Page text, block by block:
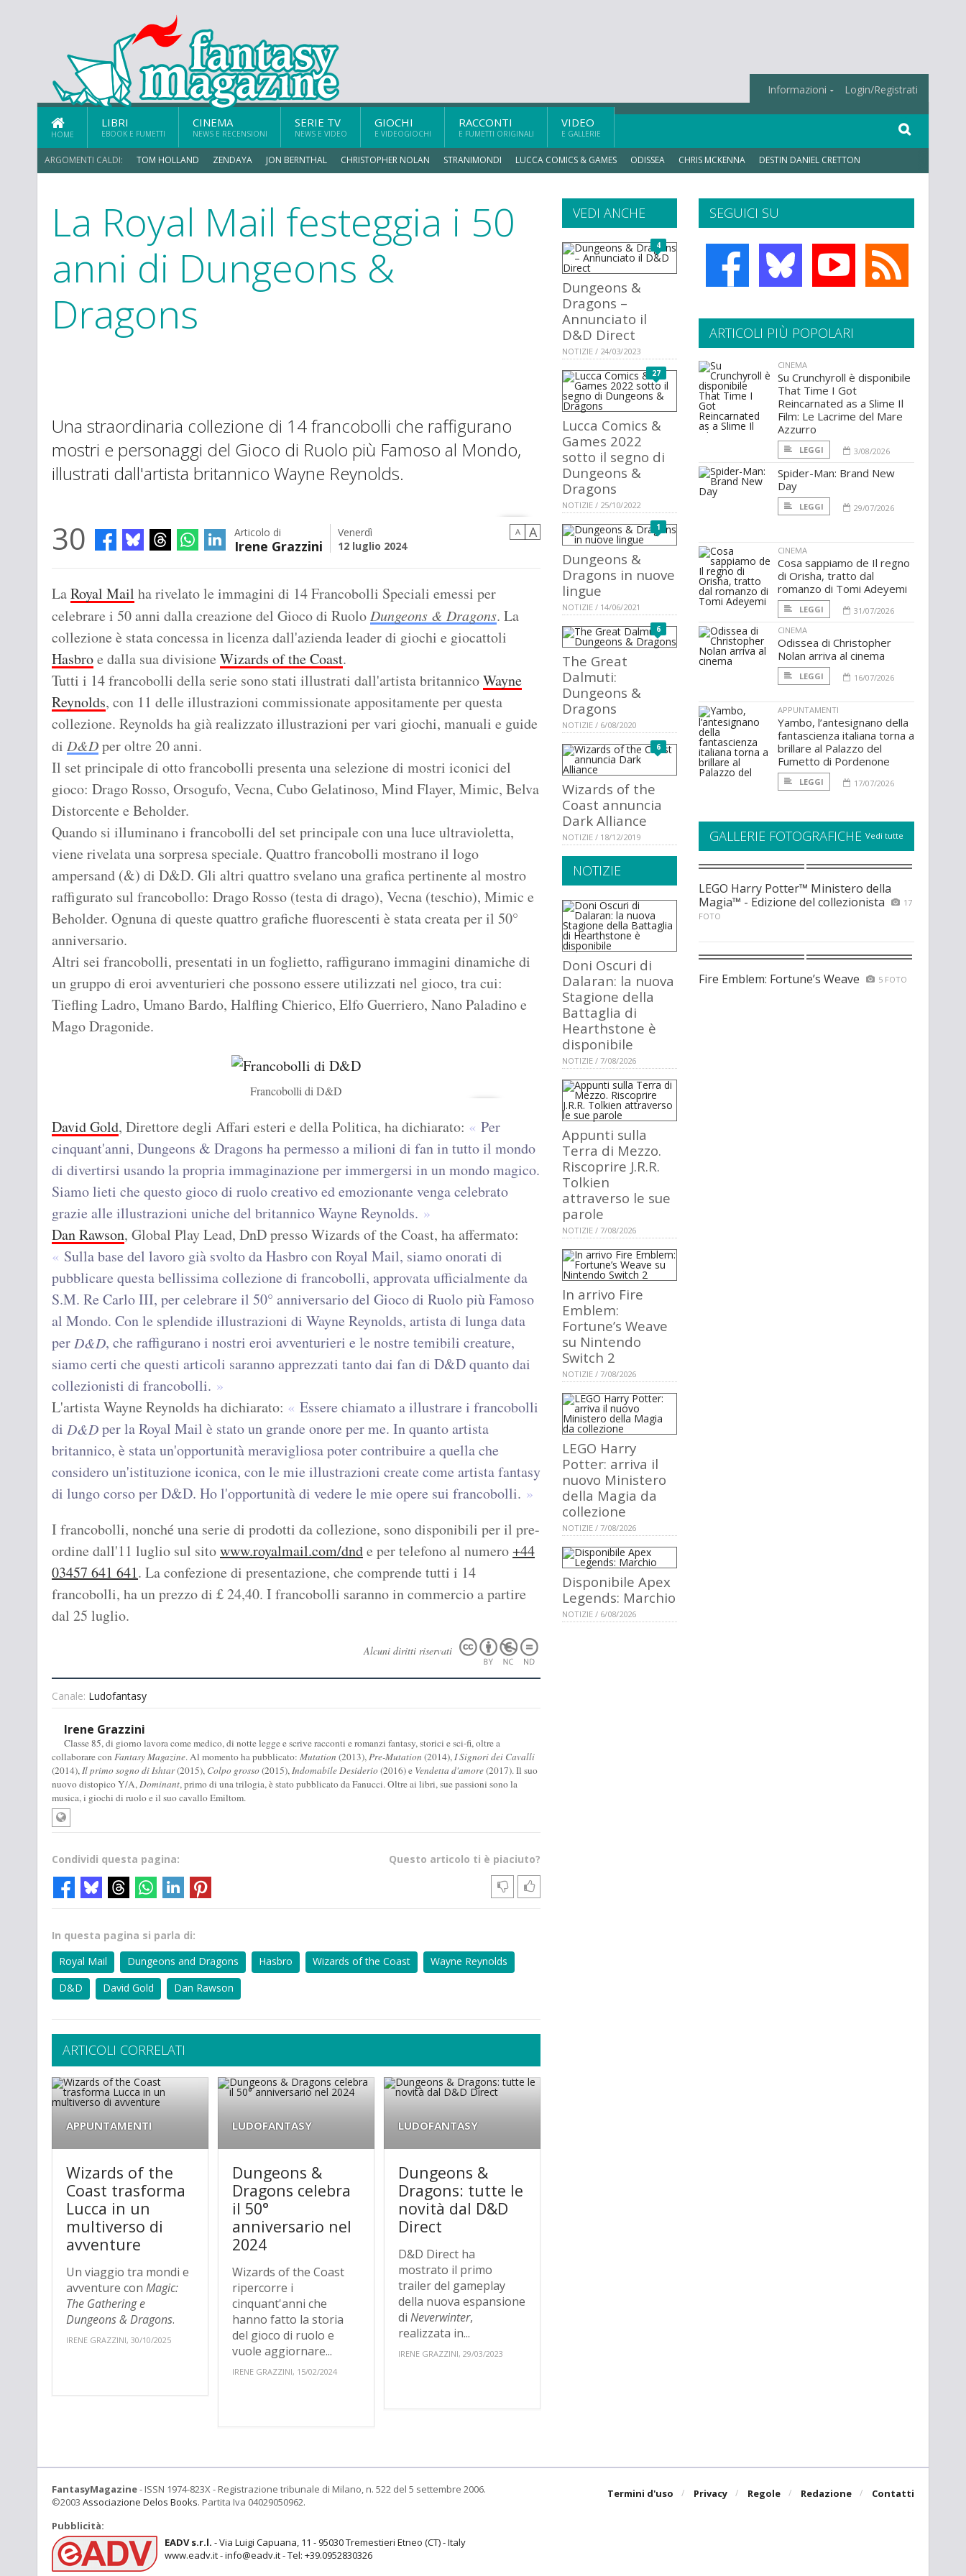
Informazioni Login/Registrati
HOME
LIBRI
EBOOK E FUMETTI
CINEMA
NEWS E RECENSIONI
SERIE TV
NEWS E VIDEO
GIOCHI
E VIDEOGIOCHI
RACCONTI
E FUMETTI ORIGINALI
VIDEO
E GALLERIE
ARGOMENTI CALDI: TOM HOLLAND ZENDAYA JON BERNTHAL CHRISTOPHER NOLAN STRANIMONDI LUCCA COMICS & GAMES ODISSEA CHRIS MCKENNA DESTIN DANIEL CRETTON
La Royal Mail festeggia i 50
anni di Dungeons &
Dragons
Una straordinaria collezione di 14 francobolli che raffigurano
mostri e personaggi del Gioco di Ruolo più Famoso al Mondo,
illustrati dall'artista britannico Wayne Reynolds.
30 Articolo di
Irene Grazzini
Venerdì
12 luglio 2024
A A
LaRoyal Mail ha rivelato le immagini di 14 Francobolli Speciali emessi per
celebrare i 50 anni dalla creazione del Gioco di RuoloDungeons & Dragons. La
collezione è stata concessa in licenza dall'azienda leader di giochi e giocattoli
Hasbroe dalla sua divisione Wizards of the Coast.
Tutti i 14 francobolli della serie sono stati illustrati dall'artista britannicoWayne
Reynolds, con 11 delle illustrazioni commissionate appositamente per questa
collezione. Reynolds ha già realizzato illustrazioni per vari giochi, manuali e guide
di D&Dper oltre 20 anni.
Il set principale di otto francobolli presenta una selezione di mostri iconici del
gioco: Drago Rosso, Orsogufo, Vecna, Cubo Gelatinoso, Mind Flayer, Mimic, Belva
Distorcente e Beholder.
Quando si illuminano i francobolli del set principale con una luce ultravioletta,
viene rivelata una sorpresa speciale. Quattro francobolli mostrano il logo
ampersand (&) di D&D. Gli altri quattro svelano una grafica pertinente al mostro
raffigurato sul francobollo: Drago Rosso (testa di drago), Vecna (teschio), Mimic e
Beholder. Ognuna di queste quattro grafiche fluorescenti è stata creata per il 50°
anniversario.
Altri sei francobolli, presentati in un foglietto, raffigurano immagini dinamiche di
un gruppo di eroi avventurieri che possono essere utilizzati nel gioco, tra cui:
Tiefling Ladro, Umano Bardo, Halfling Chierico, Elfo Guerriero, Nano Paladino e
Mago Dragonide.­­
Francobolli di D&D
David Gold, Direttore degli Affari esteri e della Politica, ha dichiarato:
Per
cinquant'anni, Dungeons & Dragons ha permesso a milioni di fan in tutto il mondo
di divertirsi usando la propria immaginazione per immergersi in un mondo magico.
Siamo lieti che questo gioco di ruolo creativo ed emozionante venga celebrato
grazie alle illustrazioni uniche del britannico Wayne Reynolds.
Dan Rawson, Global Play Lead, DnD presso Wizards of the Coast, ha affermato:
Sulla base del lavoro già svolto da Hasbro con Royal Mail, siamo onorati di
pubblicare questa bellissima collezione di francobolli, approvata ufficialmente da
S.M. Re Carlo III, per celebrare il 50° anniversario del Gioco di Ruolo più Famoso
al Mondo. Con le splendide illustrazioni di Wayne Reynolds, artista di lunga data
perD&D, che raffigurano i nostri eroi avventurieri e le nostre temibili creature,
siamo certi che questi articoli saranno apprezzati tanto dai fan di D&D quanto dai
collezionisti di francobolli.
L'artista Wayne Reynolds ha dichiarato:
Essere chiamato a illustrare i francobolli
di D&Dper la Royal Mail è stato un grande onore per me. In quanto artista
britannico, è stata un'opportunità meravigliosa poter contribuire a quella che
considero un'istituzione iconica, con le mie illustrazioni create come artista fantasy
di lungo corso per D&D. Ho l'opportunità di vedere le mie opere sui francobolli.
I francobolli, nonché una serie di prodotti da collezione, sono disponibili per il pre-
ordine dall'11 luglio sul sitowww.royalmail.com/dnde per telefono al numero+44
03457 641 641. La confezione di presentazione, che comprende tutti i 14
francobolli, ha un prezzo di £ 24,40. I francobolli saranno in commercio a partire
dal 25 luglio.
Alcuni diritti riservati
Canale: Ludofantasy
Irene Grazzini
Classe 85, di giorno lavora come medico, di notte legge e scrive racconti e romanzi fantasy, storici e sci-fi, oltre a
collaborare con Fantasy Magazine. Al momento ha pubblicato: Mutation (2013),Pre-Mutation (2014),I Signori dei Cavalli
(2014),Il primo sogno di Ishtar(2015), Colpo grosso (2015),Indomabile Desiderio (2016) e Vendetta d'amore(2017). Il suo
nuovo distopico Y/A,Dominant, primo di una trilogia, è stato pubblicato da Fanucci. Oltre ai libri, sue passioni sono la
musica, i giochi di ruolo e il suo cavallo Emiltom.
Questo articolo ti è piaciuto?
Condividi questa pagina:
In questa pagina si parla di:
Royal Mail
Dungeons and Dragons Hasbro Wizards of the Coast
Wayne Reynolds
D&D
David Gold Dan Rawson
ARTICOLI CORRELATI
APPUNTAMENTI
Wizards of the
Coast trasforma
Lucca in un
multiverso di
avventure
Un viaggio tra mondi e
avventure con Magic:
The Gathering e
Dungeons & Dragons.
IRENE GRAZZINI, 30/10/2025
LUDOFANTASY
Dungeons &
Dragons celebra
il 50°
anniversario nel
2024
Wizards of the Coast
ripercorre i
cinquant'anni che
hanno fatto la storia
del gioco di ruolo e
vuole aggiornare...
IRENE GRAZZINI, 15/02/2024
LUDOFANTASY
Dungeons &
Dragons: tutte le
novità dal D&D
Direct
D&D Direct ha
mostrato il primo
trailer del gameplay
della nuova espansione
diNeverwinter,
realizzata in...
IRENE GRAZZINI, 29/03/2023
SEGUICI SU
VEDI ANCHE
4
Dungeons &
Dragons –
Annunciato il
D&D Direct
NOTIZIE / 24/03/2023
27
Lucca Comics &
Games 2022
sotto il segno di
Dungeons &
Dragons
NOTIZIE / 25/10/2022
1
Dungeons &
Dragons in nuove
lingue
NOTIZIE / 14/06/2021
6
The Great
Dalmuti:
Dungeons &
Dragons
NOTIZIE / 6/08/2020
6
Wizards of the
Coast annuncia
Dark Alliance
NOTIZIE / 18/12/2019
NOTIZIE
Doni Oscuri di
Dalaran: la nuova
Stagione della
Battaglia di
Hearthstone è
disponibile
NOTIZIE / 7/08/2026
Appunti sulla
Terra di Mezzo.
Riscoprire J.R.R.
Tolkien
attraverso le sue
parole
NOTIZIE / 7/08/2026
In arrivo Fire
Emblem:
Fortune’s Weave
su Nintendo
Switch 2
NOTIZIE / 7/08/2026
LEGO Harry
Potter: arriva il
nuovo Ministero
della Magia da
collezione
NOTIZIE / 7/08/2026
Disponibile Apex
Legends: Marchio
NOTIZIE / 6/08/2026
ARTICOLI PIÙ POPOLARI
CINEMA
Su Crunchyroll è disponibile
That Time I Got
Reincarnated as a Slime Il
Film: Le Lacrime del Mare
Azzurro
LEGGI 3/08/2026
Spider-Man: Brand New
Day
LEGGI 29/07/2026
CINEMA
Cosa sappiamo de Il regno
di Orisha, tratto dal
romanzo di Tomi Adeyemi
LEGGI
31/07/2026
CINEMA
Odissea di Christopher
Nolan arriva al cinema
LEGGI 16/07/2026
APPUNTAMENTI
Yambo, l’antesignano della
fantascienza italiana torna a
brillare al Palazzo del
Fumetto di Pordenone
LEGGI 17/07/2026
GALLERIE FOTOGRAFICHE Vedi tutte
LEGO Harry Potter™ Ministero della
Magia™ - Edizione del collezionista
17
FOTO
Fire Emblem: Fortune’s Weave 5 FOTO
Termini d'uso Privacy Regole Redazione Contatti
FantasyMagazine- ISSN 1974-823X - Registrazione tribunale di Milano, n. 522 del 5 settembre 2006.
©2003 Associazione Delos Books. Partita Iva 04029050962.
Pubblicità:
EADV s.r.l. - Via Luigi Capuana, 11 - 95030 Tremestieri Etneo (CT) - Italy
www.eadv.it - info@eadv.it - Tel: +39.0952830326